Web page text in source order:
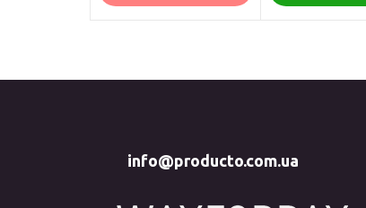
info@producto.com.ua